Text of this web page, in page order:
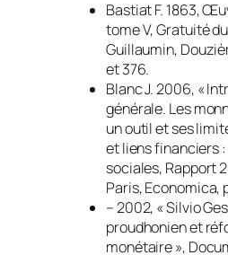
Bastiat F. 1863,
tome V,Gratuité
Guillaumin,
et 376.
Blanc J. 2006, «
générale. Les
un outil et ses
et liens financiers
sociales, Rapport
Paris, Economica,
– 2002, « Silvio
proudhonien et
monétaire »,